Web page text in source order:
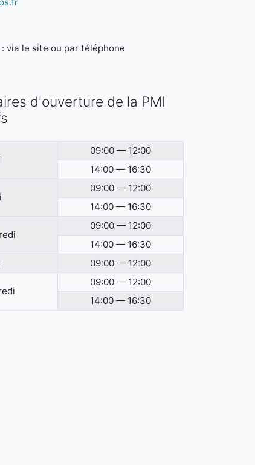
via le site ou par téléphone
d'ouverture de la PMI
09:00 — 12:00
14:00 — 16:30
09:00 — 12:00
14:00 — 16:30
09:00 — 12:00
14:00 — 16:30
09:00 — 12:00
09:00 — 12:00
14:00 — 16:30